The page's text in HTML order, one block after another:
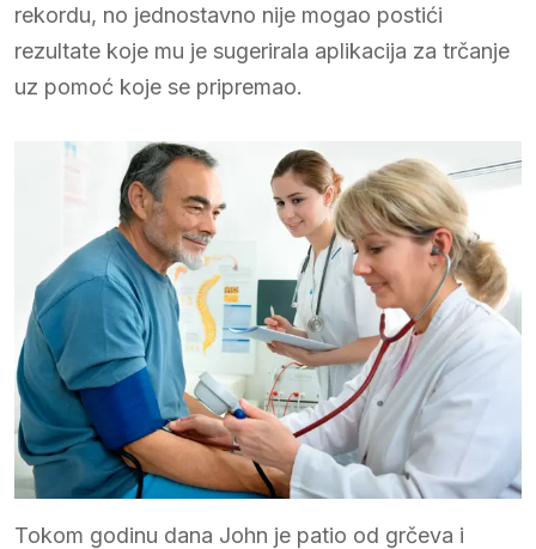
rekordu, no jednostavno nije mogao postići
rezultate koje mu je sugerirala aplikacija za trčanje
uz pomoć koje se pripremao.
Tokom godinu dana John je patio od grčeva i